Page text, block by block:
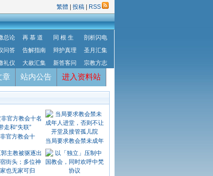
繁體 投稿 RSS
总论 再 慕 道 同 根 生
剖析闪电
问答 告解指南 辩护真理
圣月汇集
礼仪 大赦汇集 新答客问 宗教方志
章 站内公告 进入资料站
官方教会十
当局要求教会禁未成年